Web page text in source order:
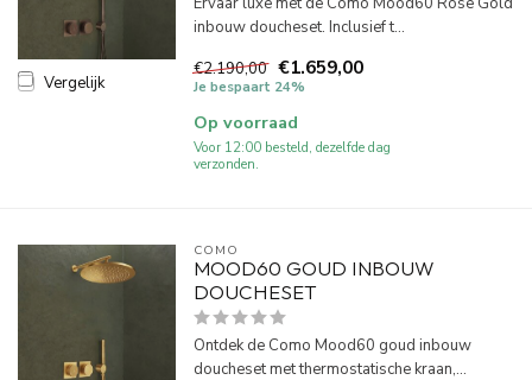
Vergelijk
inbouw doucheset. Inclusief t...
€2.190,00 €1.659,00
Je bespaart 24%
Op voorraad
Voor 12:00 besteld, dezelfde dag
verzonden.
COMO
MOOD60 GOUD INBOUW
DOUCHESET
Ontdek de Como Mood60 goud inbouw
doucheset met thermostatische kraan,...